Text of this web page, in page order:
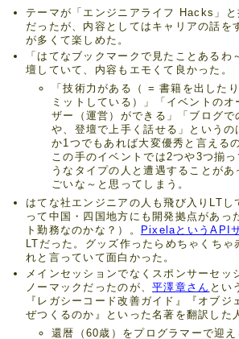
テーマが「エンジニアライフ Hacks」と
だったが、内容としてはキャリアの話を
が多くて楽しめた。
「はてなブックマークで見たことあるわ
壇していて、内容もエモくて良かった。
「技術力がある（ = 書籍を出した
ミットしている）」「イベントのオ
ザー（運営）ができる」「ブログで
や、登壇で上手く話せる」というの
か1つでもあれば大変優秀と言える
この手のイベントでは2つや3つ揃っ
うなタイプの人と遭遇することがあ
ごいな～と思ってしまう。
はてな社エンジニアの人も飛び入りLTし
って中国・四国地方にも開発拠点があっ
ト勤務なのかな？）。
PixelaというAPI
LTだった。グッズ作ったらめちゃくちゃ
れと言っていて面白かった。
メインセッションでなくスポンサーセッ
ノーマックだったのが、平澤章さん とい
『レガシーコード改善ガイド』『オブジ
ぜつくるのか』といった名著を翻訳した
還暦（60歳）をプログラマーで迎え